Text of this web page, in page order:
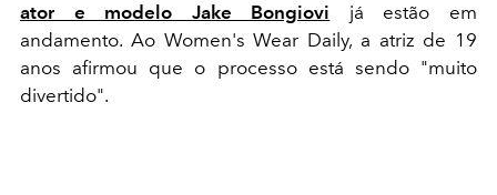
ator e modelo Jake Bongiovi já estão em
andamento. Ao Women's Wear Daily, a atriz de 19
anos afirmou que o processo está sendo "muito
divertido".